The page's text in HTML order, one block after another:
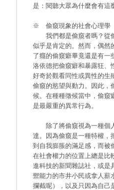
是：閱聽大眾為什麼會有這
※ 偷窺現象的社會心理學
我們都是偷窺者嗎？從偷
似乎是肯定的。然而，偶然
了癮的偷窺癖畢竟還是有一
洛依德把偷窺癖和暴露狂、
好奇於觀看同性或異性的生
偷窺的慾望與動力。因此，
候。在種種徵候當中，偷窺
是最嚴重的異常行為。
除了將偷窺視為一種個人
達。因為偷窺是一種特權，
到自我膨脹的滿足感，而被
在社會權力的位置上總是比
進科技的新聞雜誌社，或是
禦能力的市井小民或拿人薪
攔截呢），以及只因為自己